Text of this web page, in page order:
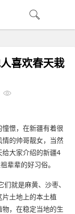
喜欢春天栽
憬，在新疆有着很
的帅哥靓女，当然
大家介绍的新疆4
辈辈的好习俗。
就是麻黄、沙枣、
土地上的本土植
，在稳定当地的生